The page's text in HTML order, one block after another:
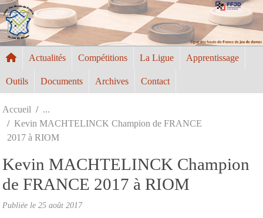
Actualités Compétitions La Ligue Apprentissage
Outils Documents Archives Contact
Accueil
Kevin MACHTELINCK Champion de FRANCE
2017 à RIOM
Kevin MACHTELINCK Champion
de FRANCE 2017 à RIOM
Publiée le 25 août 2017
Panneau de gestion des cookies